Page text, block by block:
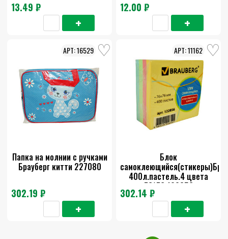
13.49 ₽ 12.00 ₽
Папка на молнии с ручками
Брауберг китти 227080
302.19 ₽
16529
Блок
400л.пастель.4 цвета
76*76 122856
302.14 ₽
11162